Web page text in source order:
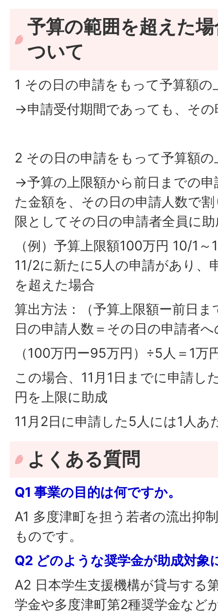
予算の範囲を超えた
ついて
1 その日の申請をもって予算額の
→申請受付期間であっても、その
2 その日の申請をもって予算額の
→予算の上限額から前日までの
た金額を、その日の申請人数で
限としてその日の申請者全員に
（例）予算上限額100万円 10/1
11/2に新たに5人の申請があり、
を超えた場合
算出方法：（予算上限額ー前日
日の申請人数＝その日の申請者
（100万円ー95万円）÷5人＝1万
この場合、11月1日までに申請し
円を上限に助成
11月2日に申請した5人には1人あ
よくある質問
Q1 事業の目的は何ですか。
A1 多度津町を担う若者の流出抑
ものです。
Q2 どのような奨学金が助成対象
A2 日本学生支援機構が貸与する
学金や多度津町第2種奨学金など